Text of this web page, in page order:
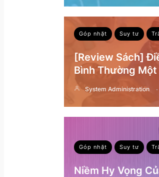
Góp nhặt Suy tư
[Review Sách]
Bình Thường
System Administration
Góp nhặt Suy tư
Niềm Hy Vọng